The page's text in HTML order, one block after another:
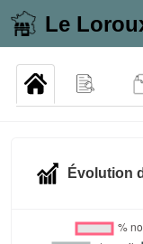
Le
Évolution